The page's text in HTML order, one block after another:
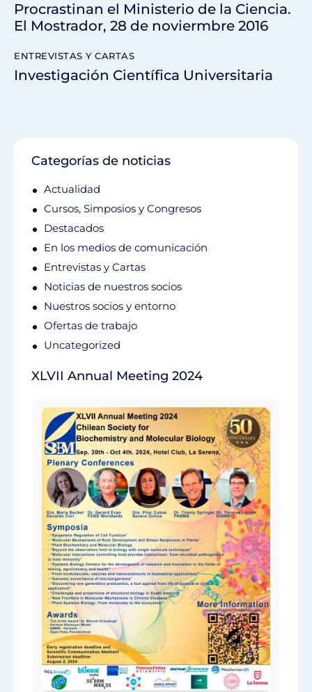
Procrastinan el Ministerio de la Ciencia.
El Mostrador, 28 de noviermbre 2016
ENTREVISTAS Y CARTAS
Investigación Científica Universitaria
Categorías de noticias
Actualidad
Cursos, Simposios y Congresos
Destacados
En los medios de comunicación
Entrevistas y Cartas
Noticias de nuestros socios
Nuestros socios y entorno
Ofertas de trabajo
Uncategorized
XLVII Annual Meeting 2024